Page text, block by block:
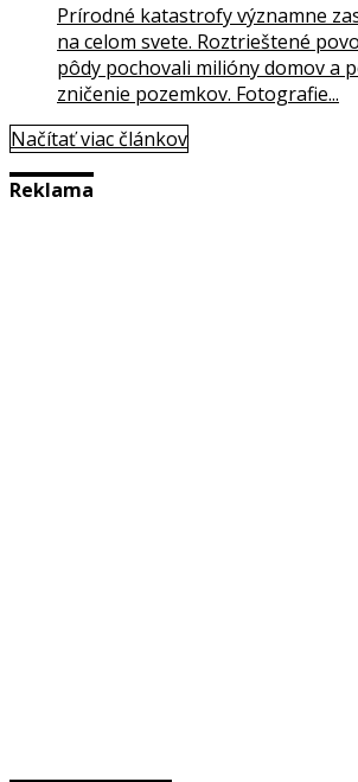
Prírodné katastrofy významne
na celom svete. Roztrieštené
pôdy pochovali milióny domov a
zničenie pozemkov. Fotografie...
Načítať viac článkov
Reklama